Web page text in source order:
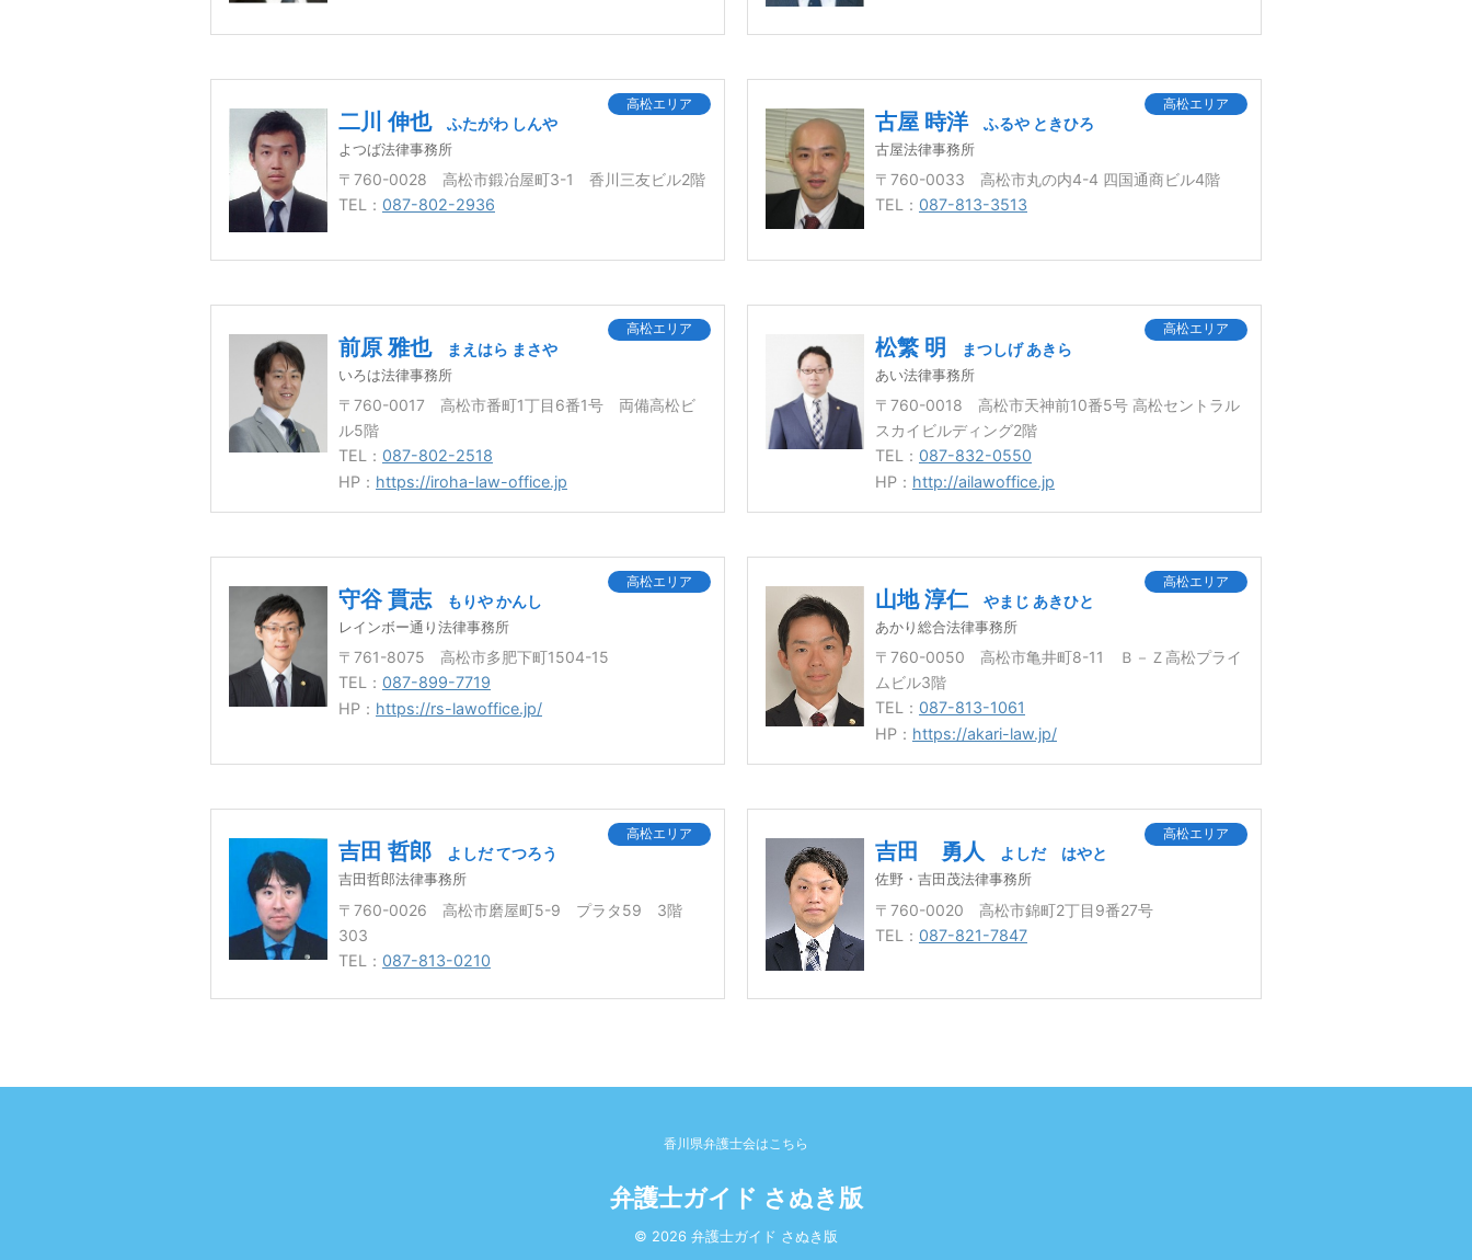
高松エリア
二川 伸也 ふたがわ しんや
よつば法律事務所
〒760-0028 高松市鍛冶屋町3-1 香川三友ビル2階
TEL： 087-802-2936
高松エリア
古屋 時洋 ふるや ときひろ
古屋法律事務所
〒760-0033 高松市丸の内4-4 四国通商ビル4階
TEL： 087-813-3513
高松エリア
前原 雅也 まえはら まさや
いろは法律事務所
〒760-0017 高松市番町1丁目6番1号 両備高松ビ
ル5階
TEL： 087-802-2518
HP： https://iroha-law-office.jp
高松エリア
松繁 明 まつしげ あきら
あい法律事務所
〒760-0018 高松市天神前10番5号 高松セントラル
スカイビルディング2階
TEL： 087-832-0550
HP： http://ailawoffice.jp
高松エリア
守谷 貫志 もりや かんし
レインボー通り法律事務所
〒761-8075 高松市多肥下町1504-15
TEL： 087-899-7719
HP： https://rs-lawoffice.jp/
高松エリア
山地 淳仁 やまじ あきひと
あかり総合法律事務所
〒760-0050 高松市亀井町8-11 Ｂ－Ｚ高松プライ
ムビル3階
TEL： 087-813-1061
HP： https://akari-law.jp/
高松エリア
吉田 哲郎 よしだ てつろう
吉田哲郎法律事務所
〒760-0026 高松市磨屋町5-9 プラタ59 3階
303
TEL： 087-813-0210
高松エリア
吉田 勇人 よしだ はやと
佐野・吉田茂法律事務所
〒760-0020 高松市錦町2丁目9番27号
TEL： 087-821-7847
香川県弁護士会はこちら
弁護士ガイド さぬき版
© 2026 弁護士ガイド さぬき版